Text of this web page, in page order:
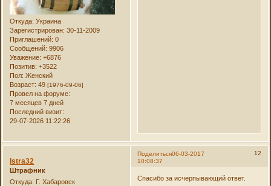
Откуда: Украина
Зарегистрирован: 30-11-2009
Приглашений: 0
Сообщений: 9906
Уважение: +6876
Позитив: +3522
Пол: Женский
Возраст: 49[1976-09-06]
Провел на форуме:
7 месяцев 7 дней
Последний визит:
29-07-2026 11:22:26
Поделиться 12
06-03-2017
10:08:37
Istra32
Штрафник
Откуда: Г. Хабаровск
Спасибо за исчерпывающий ответ.